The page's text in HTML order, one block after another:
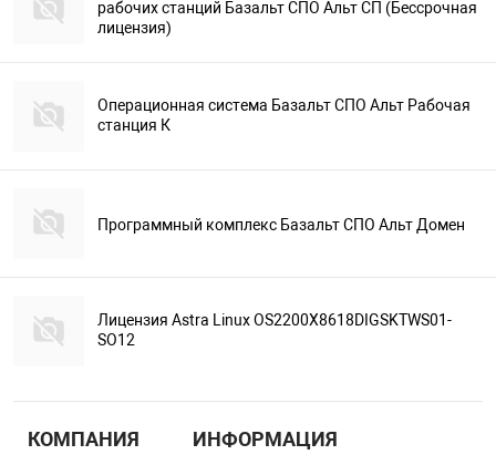
рабочих станций Базальт СПО Альт СП (Бессрочная
лицензия)
Операционная система Базальт СПО Альт Рабочая
станция К
Программный комплекс Базальт СПО Альт Домен
Лицензия Astra Linux OS2200X8618DIGSKTWS01-
SO12
КОМПАНИЯ ИНФОРМАЦИЯ